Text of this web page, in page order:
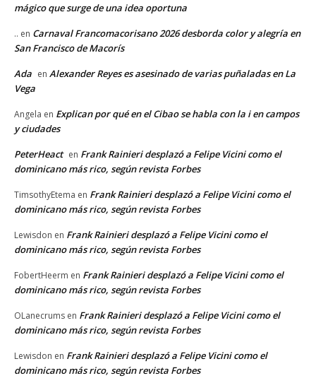
mágico que surge de una idea oportuna
.. en Carnaval Francomacorisano 2026 desborda color y alegría en
San Francisco de Macorís
Ada en Alexander Reyes es asesinado de varias puñaladas en La
Vega
Angela en Explican por qué en el Cibao se habla con la i en campos
y ciudades
PeterHeact en Frank Rainieri desplazó a Felipe Vicini como el
dominicano más rico, según revista Forbes
TimsothyEtema en Frank Rainieri desplazó a Felipe Vicini como el
dominicano más rico, según revista Forbes
Lewisdon en Frank Rainieri desplazó a Felipe Vicini como el
dominicano más rico, según revista Forbes
FobertHeerm en Frank Rainieri desplazó a Felipe Vicini como el
dominicano más rico, según revista Forbes
OLanecrums en Frank Rainieri desplazó a Felipe Vicini como el
dominicano más rico, según revista Forbes
Lewisdon en Frank Rainieri desplazó a Felipe Vicini como el
dominicano más rico, según revista Forbes